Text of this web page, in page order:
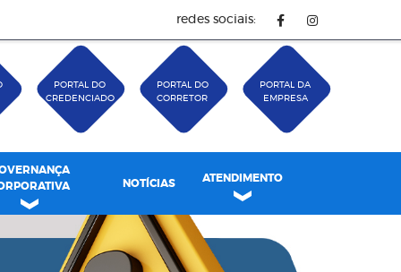
redes sociais:
PORTAL DO
CREDENCIADO
PORTAL DO
CORRETOR
PORTAL DA
EMPRESA
NOTÍCIAS ATENDIMENTO